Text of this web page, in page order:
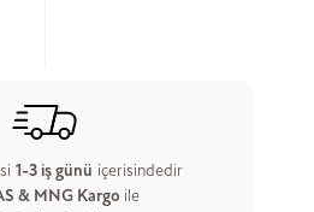
1-3 iş günü içerisindedir
& MNG Kargo ile